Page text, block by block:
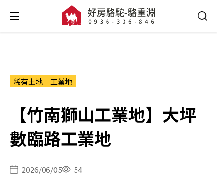
稀有土地 工業地
【竹南獅山工業地】大坪
數臨路工業地
2026/06/05 54